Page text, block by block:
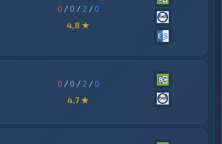
0 / 0 / 2 /0
4,8 ★
0 / 0 / 2 /0
4,7 ★